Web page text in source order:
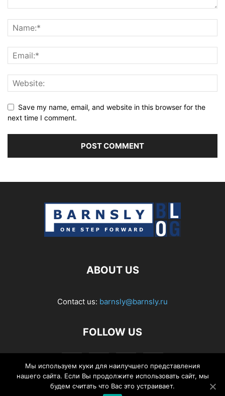
Save my name, email, and website in this browser for the
next time I comment.
ABOUT US
Contact us: barnsly@barnsly.ru
FOLLOW US
Мы используем куки для наилучшего представления
нашего сайта. Если Вы продолжите использовать сайт, мы
будем считать что Вас это устраивает.